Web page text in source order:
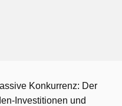
Konkurrenz: Der
Investitionen und